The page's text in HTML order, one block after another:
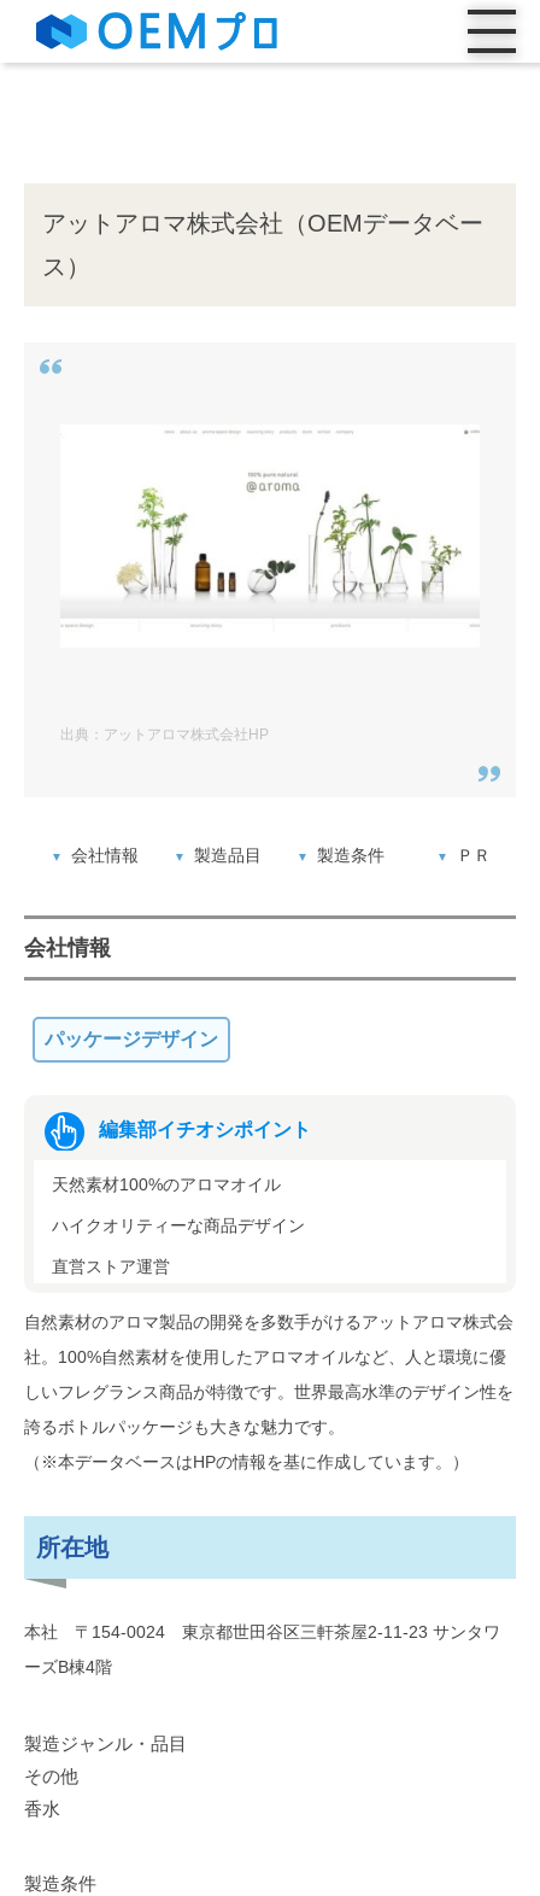
アットアロマ株式会社（OEMデータベー
ス）
出典：アットアロマ株式会社HP
会社情報 製造品目 製造条件 ＰＲ
会社情報
パッケージデザイン
編集部イチオシポイント
天然素材100%のアロマオイル
ハイクオリティーな商品デザイン
直営ストア運営
自然素材のアロマ製品の開発を多数手がけるアットアロマ株式会
社。100%自然素材を使用したアロマオイルなど、人と環境に優
しいフレグランス商品が特徴です。世界最高水準のデザイン性を
誇るボトルパッケージも大きな魅力です。
（※本データベースはHPの情報を基に作成しています。）
所在地
本社 〒154-0024 東京都世田谷区三軒茶屋2-11-23 サンタワ
ーズB棟4階
製造ジャンル・品目
その他
香水
製造条件